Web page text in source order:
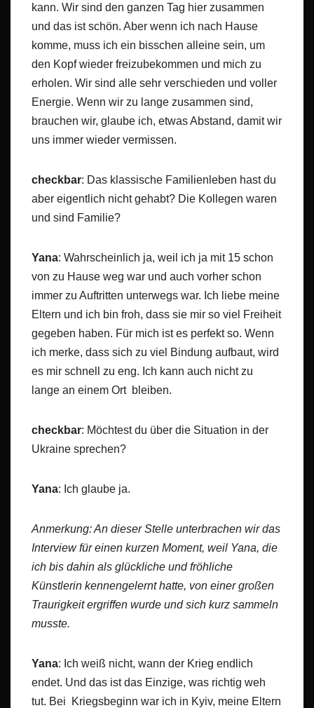
kann. Wir sind den ganzen Tag hier zusammen
und das ist schön. Aber wenn ich nach Hause
komme, muss ich ein bisschen alleine sein, um
den Kopf wieder freizubekommen und mich zu
erholen. Wir sind alle sehr verschieden und voller
Energie. Wenn wir zu lange zusammen sind,
brauchen wir, glaube ich, etwas Abstand, damit wir
uns immer wieder vermissen.
checkbar: Das klassische Familienleben hast du
aber eigentlich nicht gehabt? Die Kollegen waren
und sind Familie?
Yana: Wahrscheinlich ja, weil ich ja mit 15 schon
von zu Hause weg war und auch vorher schon
immer zu Auftritten unterwegs war. Ich liebe meine
Eltern und ich bin froh, dass sie mir so viel Freiheit
gegeben haben. Für mich ist es perfekt so. Wenn
ich merke, dass sich zu viel Bindung aufbaut, wird
es mir schnell zu eng. Ich kann auch nicht zu
lange an einem Ort bleiben.
checkbar: Möchtest du über die Situation in der
Ukraine sprechen?
Yana: Ich glaube ja.
Anmerkung: An dieser Stelle unterbrachen wir das
Interview für einen kurzen Moment, weil Yana, die
ich bis dahin als glückliche und fröhliche
Künstlerin kennengelernt hatte, von einer großen
Traurigkeit ergriffen wurde und sich kurz sammeln
musste.
Yana: Ich weiß nicht, wann der Krieg endlich
endet. Und das ist das Einzige, was richtig weh
tut. Bei Kriegsbeginn war ich in Kyiv, meine Eltern